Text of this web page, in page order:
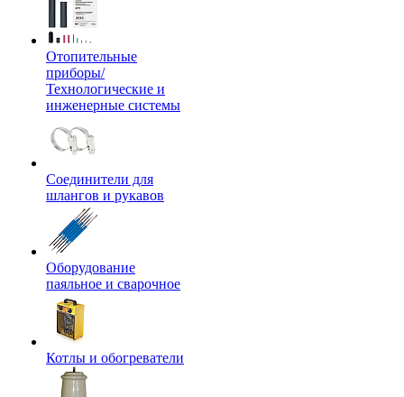
Отопительные
приборы/
Технологические и
инженерные системы
Соединители для
шлангов и рукавов
Оборудование
паяльное и сварочное
Котлы и обогреватели